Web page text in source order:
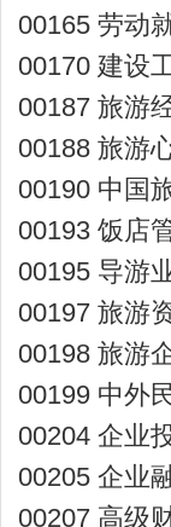
00165 劳动
00170 建设
00187 旅游
00188 旅游
00190 中国
00193 饭店
00195 导游
00197 旅游
00198 旅游
00199 中外
00204 企业
00205 企业
00207 高级